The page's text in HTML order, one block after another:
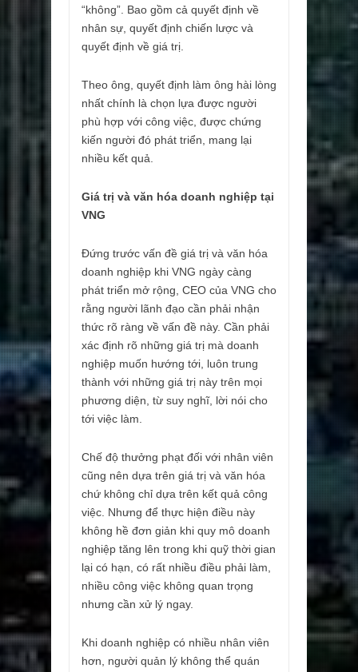
“không”. Bao gồm cả quyết định về
nhân sự, quyết định chiến lược và
quyết định về giá trị.
Theo ông, quyết định làm ông hài lòng
nhất chính là chọn lựa được người
phù hợp với công việc, được chứng
kiến người đó phát triển, mang lại
nhiều kết quả.
Giá trị và văn hóa doanh nghiệp tại
VNG
Đứng trước vấn đề giá trị và văn hóa
doanh nghiệp khi VNG ngày càng
phát triển mở rộng, CEO của VNG cho
rằng người lãnh đạo cần phải nhận
thức rõ ràng về vấn đề này. Cần phải
xác định rõ những giá trị mà doanh
nghiệp muốn hướng tới, luôn trung
thành với những giá trị này trên mọi
phương diện, từ suy nghĩ, lời nói cho
tới việc làm.
Chế độ thưởng phạt đối với nhân viên
cũng nên dựa trên giá trị và văn hóa
chứ không chỉ dựa trên kết quả công
việc. Nhưng để thực hiện điều này
không hề đơn giản khi quy mô doanh
nghiệp tăng lên trong khi quỹ thời gian
lại có hạn, có rất nhiều điều phải làm,
nhiều công việc không quan trọng
nhưng cần xử lý ngay.
Khi doanh nghiệp có nhiều nhân viên
hơn, người quản lý không thể quán